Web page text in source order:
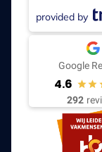
provided by
Google
4.6
292